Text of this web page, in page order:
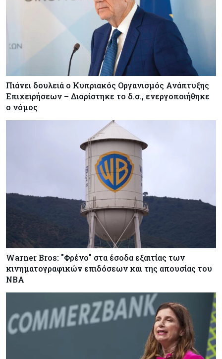
Πιάνει δουλειά ο Κυπριακός Οργανισμός Ανάπτυξης
Επιχειρήσεων – Διορίστηκε το δ.σ., ενεργοποιήθηκε
ο νόμος
Warner Bros: "Φρένο" στα έσοδα εξαιτίας των
κινηματογραφικών επιδόσεων και της απουσίας του
NBA